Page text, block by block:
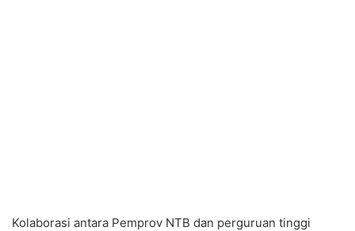
Kolaborasi antara Pemprov NTB dan perguruan tinggi